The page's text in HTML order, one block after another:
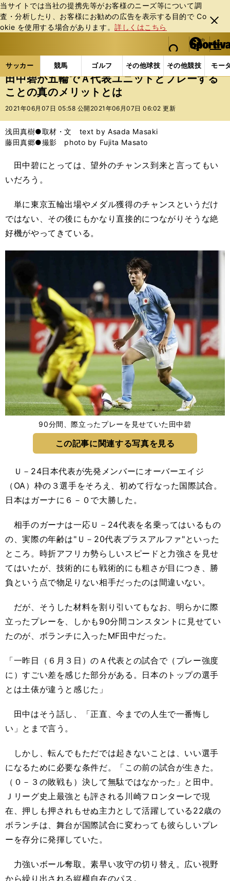
当サイトでは当社の提携先等がお客様のニーズ等について調
査・分析したり、お客様にお勧めの広告を表⽰する⽬的で Co
okie を使⽤する場合があります。詳しくはこちら
閉じ
る
web Sportiva (webスポルティーバ)
検索
マイペ
ー
ジ
メニュ
サッカー 競馬 ゴルフ その他球技 その他競技 モー
ス
ポ
ル
バ
サッカーの記事一覧 サッカー代表 日本代表 田
田中碧が五輪でＡ代表ユニットとプレーする
ことの真のメリットとは
2021年06月07日 05:58 公開 2021年06月07日 06:02 更新
浅田真樹●取材・文 text by Asada Masaki
藤田真郷●撮影 photo by Fujita Masato
田中碧にとっては、望外のチャンス到来と言ってもい
いだろう。
単に東京五輪出場やメダル獲得のチャンスというだけ
ではない、その後にもかなり直接的につながりそうな絶
好機がやってきている。
90分間、際立ったプレーを見せていた田中碧
この記事に関連する写真を見る
Ｕ－24日本代表が先発メンバーにオーバーエイジ
（OA）枠の３選手をそろえ、初めて行なった国際試合。
日本はガーナに６－０で大勝した。
相手のガーナは一応Ｕ－24代表を名乗ってはいるもの
の、実際の年齢は"Ｕ－20代表プラスアルファ"といった
ところ。時折アフリカ勢らしいスピードと力強さを見せ
てはいたが、技術的にも戦術的にも粗さが目につき、勝
負という点で物足りない相手だったのは間違いない。
だが、そうした材料を割り引いてもなお、明らかに際
立ったプレーを、しかも90分間コンスタントに見せてい
たのが、ボランチに入ったMF田中だった。
「一昨日（６月３日）のＡ代表との試合で（プレー強度
に）すごい差を感じた部分がある。日本のトップの選手
とは土俵が違うと感じた」
田中はそう話し、「正直、今までの人生で一番悔し
い」とまで言う。
しかし、転んでもただでは起きないことは、いい選手
になるために必要な条件だ。「この前の試合が生きた。
（０－３の敗戦も）決して無駄ではなかった」と田中。
Ｊリーグ史上最強とも評される川崎フロンターレで現
在、押しも押されもせぬ主力として活躍している22歳の
ボランチは、舞台が国際試合に変わっても彼らしいプレ
ーを存分に発揮していた。
力強いボール奪取。素早い攻守の切り替え。広い視野
から繰り出される縦横自在のパス。